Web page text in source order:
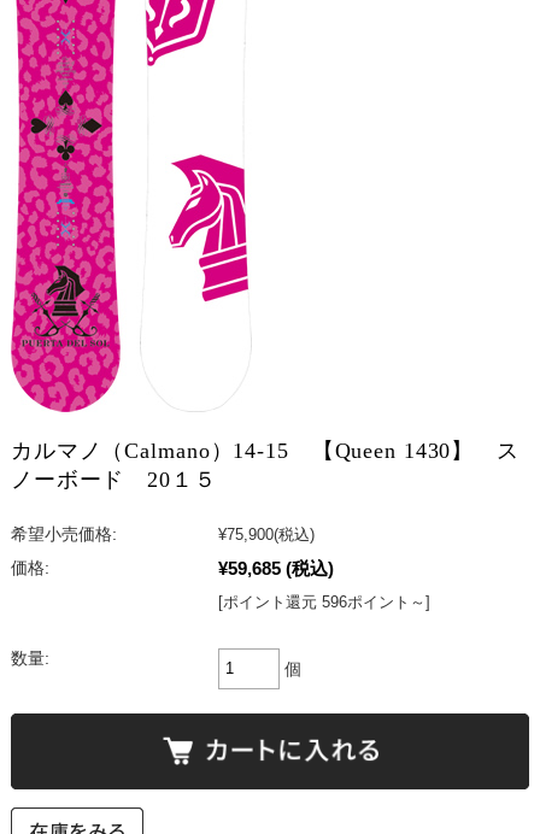
カルマノ（Calmano）14-15 【Queen 1430】 ス
ノーボード 20１５
希望小売価格: ¥75,900(税込)
価格:
¥59,685 (税込)
[ポイント還元 596ポイント～]
数量:
個